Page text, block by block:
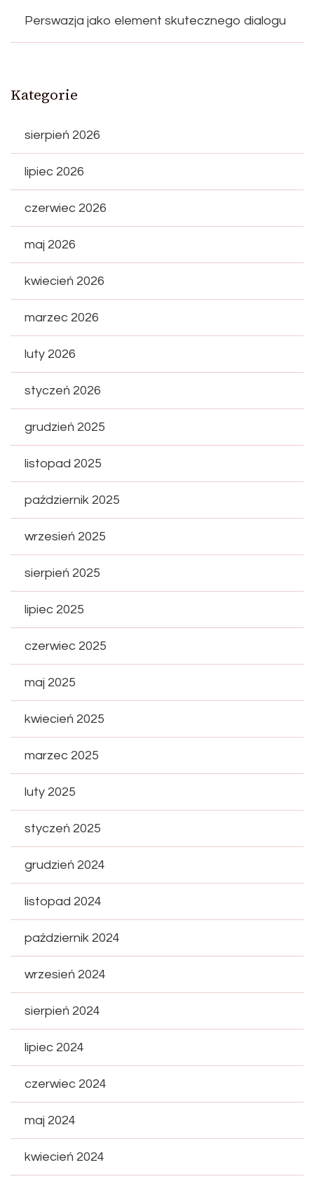
Perswazja jako element skutecznego dialogu
Kategorie
sierpień 2026
lipiec 2026
czerwiec 2026
maj 2026
kwiecień 2026
marzec 2026
luty 2026
styczeń 2026
grudzień 2025
listopad 2025
październik 2025
wrzesień 2025
sierpień 2025
lipiec 2025
czerwiec 2025
maj 2025
kwiecień 2025
marzec 2025
luty 2025
styczeń 2025
grudzień 2024
listopad 2024
październik 2024
wrzesień 2024
sierpień 2024
lipiec 2024
czerwiec 2024
maj 2024
kwiecień 2024